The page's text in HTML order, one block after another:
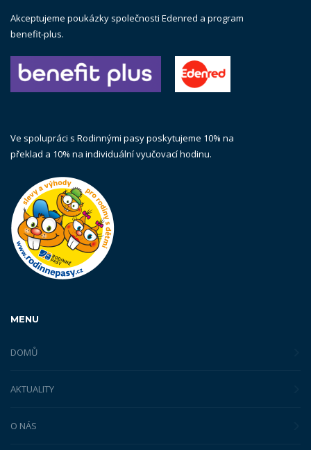
Akceptujeme poukázky společnosti Edenred a program
benefit-plus.
Ve spolupráci s Rodinnými pasy poskytujeme 10% na
překlad a 10% na individuální vyučovací hodinu.
MENU
DOMŮ
AKTUALITY
O NÁS